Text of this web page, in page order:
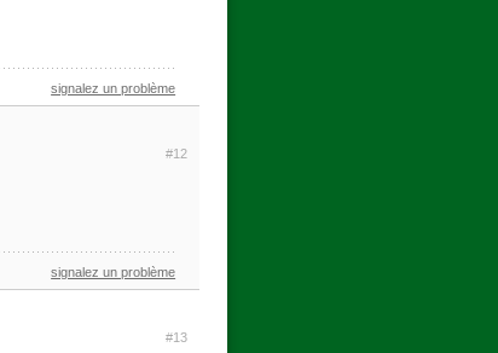
signalez un problème
#12
signalez un problème
#13